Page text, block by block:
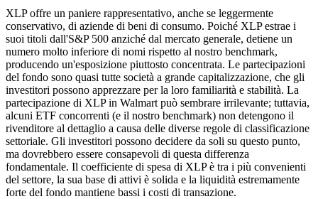
XLP offre un paniere rappresentativo, anche se leggermente
conservativo, di aziende di beni di consumo. Poiché XLP estrae i
suoi titoli dall'S&P 500 anziché dal mercato generale, detiene un
numero molto inferiore di nomi rispetto al nostro benchmark,
producendo un'esposizione piuttosto concentrata. Le partecipazioni
del fondo sono quasi tutte società a grande capitalizzazione, che gli
investitori possono apprezzare per la loro familiarità e stabilità. La
partecipazione di XLP in Walmart può sembrare irrilevante; tuttavia,
alcuni ETF concorrenti (e il nostro benchmark) non detengono il
rivenditore al dettaglio a causa delle diverse regole di classificazione
settoriale. Gli investitori possono decidere da soli su questo punto,
ma dovrebbero essere consapevoli di questa differenza
fondamentale. Il coefficiente di spesa di XLP è tra i più convenienti
del settore, la sua base di attivi è solida e la liquidità estremamente
forte del fondo mantiene bassi i costi di transazione.